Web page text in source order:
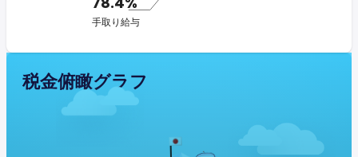
手取り給与
税金俯瞰グラフ